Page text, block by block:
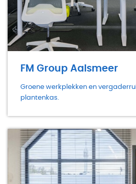
FM Group Aalsmeer
Groene werkplekken en
plantenkas.